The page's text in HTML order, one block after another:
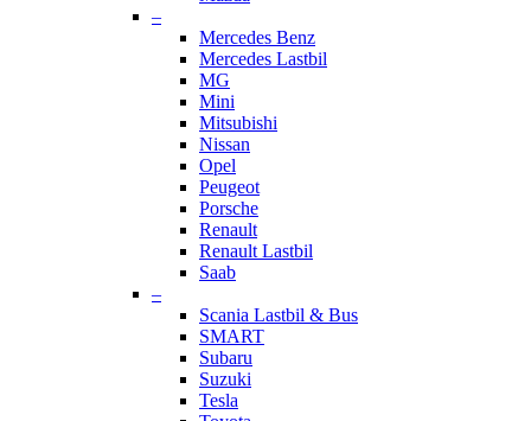
–
Mercedes Benz
Mercedes Lastbil
MG
Mini
Mitsubishi
Nissan
Opel
Peugeot
Porsche
Renault
Renault Lastbil
Saab
–
Scania Lastbil & Bus
SMART
Subaru
Suzuki
Tesla